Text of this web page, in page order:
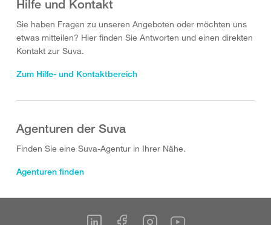
Hilfe und Kontakt
Sie haben Fragen zu unseren Angeboten oder möchten uns
etwas mitteilen? Hier finden Sie Antworten und einen direkten
Kontakt zur Suva.
Zum Hilfe- und Kontaktbereich
Agenturen der Suva
Finden Sie eine Suva-Agentur in Ihrer Nähe.
Agenturen finden